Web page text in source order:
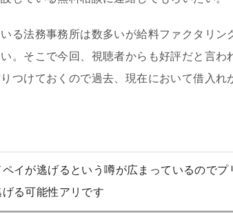
る法務事務所は数多いが給料ファクタリン
。そこで今回、視聴者からも好評だと言わ
つけておくので過去、現在において借入れ
ペイが逃げるという噂が広まっているのでプ
げる可能性アリです